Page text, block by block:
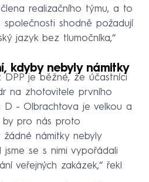
realizačního týmu, a to
shodně požadují
jazyk bez tlumočníka,“
kdyby nebyly námitky
DPP je běžné, že účastníci
na zhotovitele prvního
D - Olbrachtova je velkou a
by pro nás proto
námitky nebyly
jsme se s nimi vypořádali
veřejných zakázek,“ řekl